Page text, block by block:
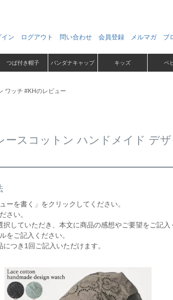
ン ログアウト 問い合わせ 会員登録 メルマガ ブ
つば付き帽子 バンダナキャップ キッズ ベ
ワッチ #KHのレビュー
ースコットン ハンドメイド デ
ーを書く」をクリックしてください。
さい。
していただき、本文に商品の感想やご要望をご記入
をご記入ください。
つき1回ご記入いただけます。